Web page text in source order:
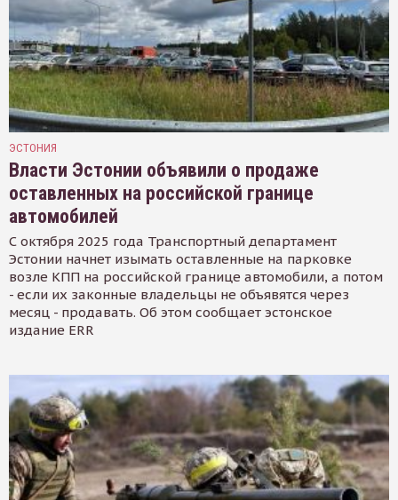
ЭСТОНИЯ
Власти Эстонии объявили о продаже
оставленных на российской границе
автомобилей
С октября 2025 года Транспортный департамент
Эстонии начнет изымать оставленные на парковке
возле КПП на российской границе автомобили, а потом
- если их законные владельцы не объявятся через
месяц - продавать. Об этом сообщает эстонское
издание ERR